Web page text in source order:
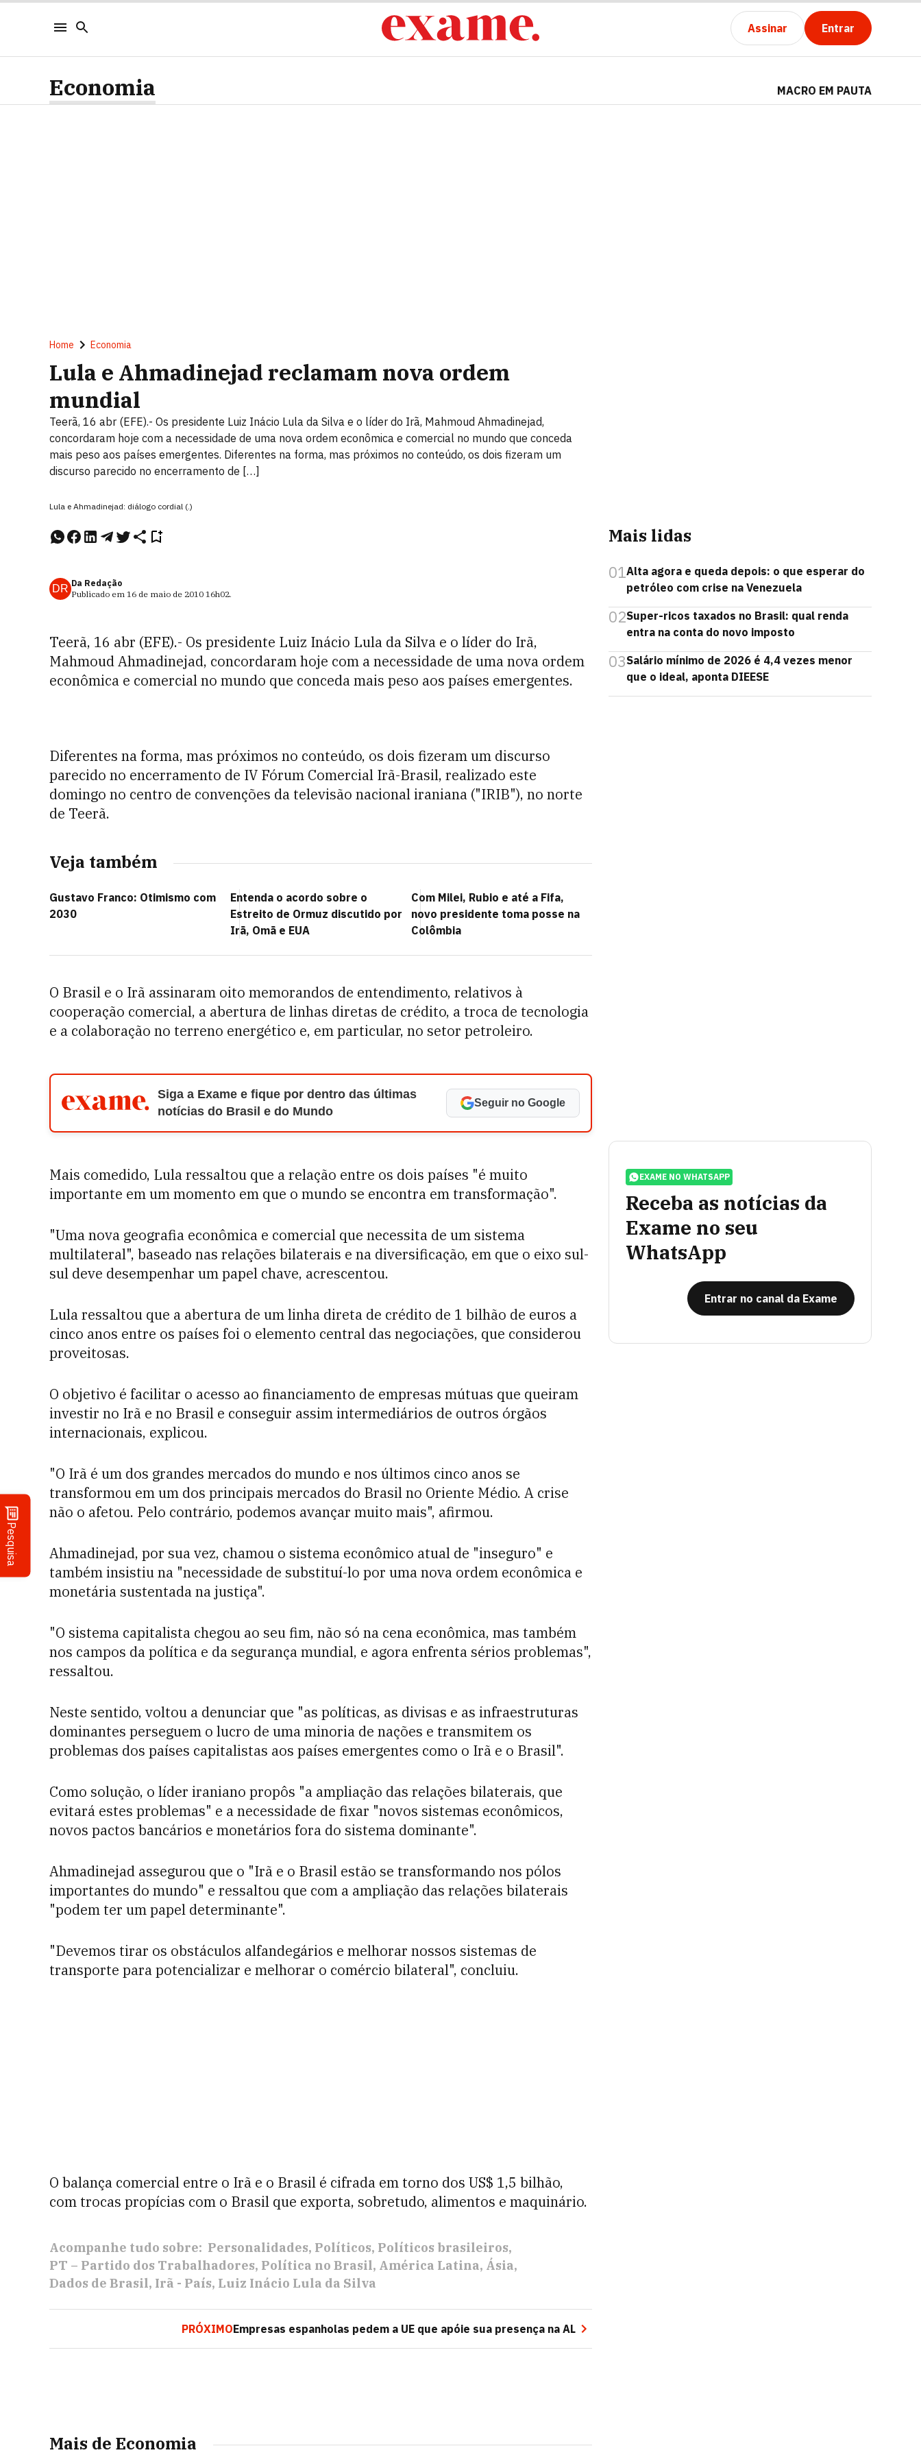
Assinar Entrar
Pesquisa
Economia MACRO EM PAUTA
Home Economia
Lula e Ahmadinejad reclamam nova ordem
mundial
Teerã, 16 abr (EFE).- Os presidente Luiz Inácio Lula da Silva e o líder do Irã, Mahmoud Ahmadinejad,
concordaram hoje com a necessidade de uma nova ordem econômica e comercial no mundo que conceda
mais peso aos países emergentes. Diferentes na forma, mas próximos no conteúdo, os dois fizeram um
discurso parecido no encerramento de […]
Lula e Ahmadinejad: diálogo cordial (.)
DR Da Redação
Publicado em 16 de maio de 2010 16h02.
Teerã, 16 abr (EFE).- Os presidente Luiz Inácio Lula da Silva e o líder do Irã,
Mahmoud Ahmadinejad, concordaram hoje com a necessidade de uma nova ordem
econômica e comercial no mundo que conceda mais peso aos países emergentes.
Diferentes na forma, mas próximos no conteúdo, os dois fizeram um discurso
parecido no encerramento de IV Fórum Comercial Irã-Brasil, realizado este
domingo no centro de convenções da televisão nacional iraniana ("IRIB"), no norte
de Teerã.
Veja também
Gustavo Franco: Otimismo com
2030
Entenda o acordo sobre o
Estreito de Ormuz discutido por
Irã, Omã e EUA
Com Milei, Rubio e até a Fifa,
novo presidente toma posse na
Colômbia
O Brasil e o Irã assinaram oito memorandos de entendimento, relativos à
cooperação comercial, a abertura de linhas diretas de crédito, a troca de tecnologia
e a colaboração no terreno energético e, em particular, no setor petroleiro.
Siga a Exame e fique por dentro das últimas
notícias do Brasil e do Mundo
Seguir no Google
Mais comedido, Lula ressaltou que a relação entre os dois países "é muito
importante em um momento em que o mundo se encontra em transformação".
"Uma nova geografia econômica e comercial que necessita de um sistema
multilateral", baseado nas relações bilaterais e na diversificação, em que o eixo sul-
sul deve desempenhar um papel chave, acrescentou.
Lula ressaltou que a abertura de um linha direta de crédito de 1 bilhão de euros a
cinco anos entre os países foi o elemento central das negociações, que considerou
proveitosas.
O objetivo é facilitar o acesso ao financiamento de empresas mútuas que queiram
investir no Irã e no Brasil e conseguir assim intermediários de outros órgãos
internacionais, explicou.
"O Irã é um dos grandes mercados do mundo e nos últimos cinco anos se
transformou em um dos principais mercados do Brasil no Oriente Médio. A crise
não o afetou. Pelo contrário, podemos avançar muito mais", afirmou.
Ahmadinejad, por sua vez, chamou o sistema econômico atual de "inseguro" e
também insistiu na "necessidade de substituí-lo por uma nova ordem econômica e
monetária sustentada na justiça".
"O sistema capitalista chegou ao seu fim, não só na cena econômica, mas também
nos campos da política e da segurança mundial, e agora enfrenta sérios problemas",
ressaltou.
Neste sentido, voltou a denunciar que "as políticas, as divisas e as infraestruturas
dominantes perseguem o lucro de uma minoria de nações e transmitem os
problemas dos países capitalistas aos países emergentes como o Irã e o Brasil".
Como solução, o líder iraniano propôs "a ampliação das relações bilaterais, que
evitará estes problemas" e a necessidade de fixar "novos sistemas econômicos,
novos pactos bancários e monetários fora do sistema dominante".
Ahmadinejad assegurou que o "Irã e o Brasil estão se transformando nos pólos
importantes do mundo" e ressaltou que com a ampliação das relações bilaterais
"podem ter um papel determinante".
"Devemos tirar os obstáculos alfandegários e melhorar nossos sistemas de
transporte para potencializar e melhorar o comércio bilateral", concluiu.
O balança comercial entre o Irã e o Brasil é cifrada em torno dos US$ 1,5 bilhão,
com trocas propícias com o Brasil que exporta, sobretudo, alimentos e maquinário.
Acompanhe tudo sobre: Personalidades Políticos Políticos brasileiros
PT – Partido dos Trabalhadores Política no Brasil América Latina Ásia
Dados de Brasil Irã - País Luiz Inácio Lula da Silva
PRÓXIMOEmpresas espanholas pedem a UE que apóie sua presença na AL
Mais de Economia
Mais lidas
01Alta agora e queda depois: o que esperar do
petróleo com crise na Venezuela
02Super-ricos taxados no Brasil: qual renda
entra na conta do novo imposto
03Salário mínimo de 2026 é 4,4 vezes menor
que o ideal, aponta DIEESE
EXAME NO WHATSAPP
Receba as notícias da
Exame no seu
WhatsApp
Entrar no canal da Exame